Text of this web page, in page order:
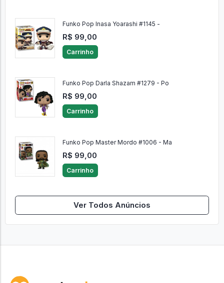
Funko Pop Inasa Yoarashi #1145 -
R$ 99,00
Carrinho
Funko Pop Darla Shazam #1279 - Po
R$ 99,00
Carrinho
Funko Pop Master Mordo #1006 - Ma
R$ 99,00
Carrinho
Ver Todos Anúncios